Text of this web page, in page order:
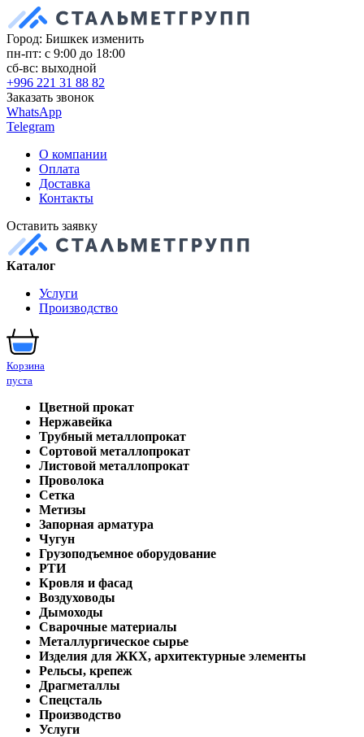
Город: Бишкек изменить
пн-пт: с 9:00 до 18:00
сб-вс: выходной
+996 221 31 88 82
Заказать звонок
WhatsApp
Telegram
О компании
Оплата
Доставка
Контакты
Оставить заявку
Каталог
Услуги
Производство
Корзина
пуста
Цветной прокат
Нержавейка
Трубный металлопрокат
Сортовой металлопрокат
Листовой металлопрокат
Проволока
Сетка
Метизы
Запорная арматура
Чугун
Грузоподъемное оборудование
РТИ
Кровля и фасад
Воздуховоды
Дымоходы
Сварочные материалы
Металлургическое сырье
Изделия для ЖКХ, архитектурные элементы
Рельсы, крепеж
Драгметаллы
Спецсталь
Производство
Услуги